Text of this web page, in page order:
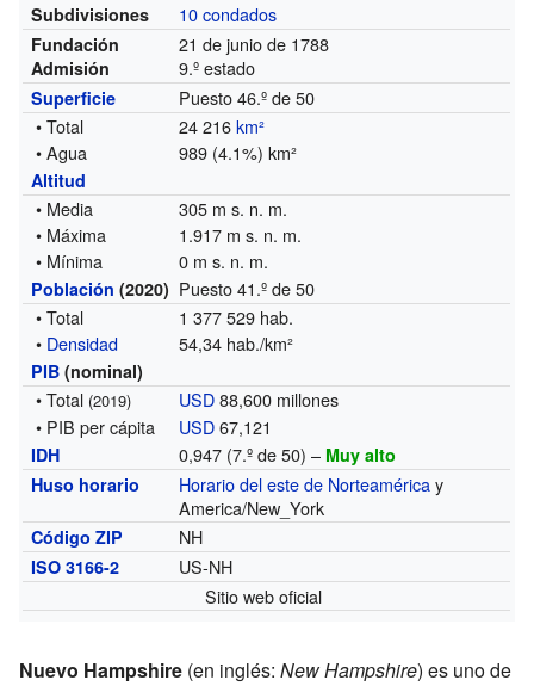
Subdivisiones 10 condados
Fundación
Admisión
21 de junio de 1788
9.º estado
Superficie
Puesto 46.º de 50
• Total
24 216km²
• Agua
989 (4.1%) km²
Altitud
• Media
305 m s. n. m.
• Máxima
1.917 m s. n. m.
• Mínima
0 m s. n. m.
Población (2020) Puesto 41.º de 50
• Total
1 377 529 hab.
• Densidad 54,34 hab./km²
PIB (nominal)
• Total (2019) USD88,600 millones
• PIB per cápita
USD67,121
IDH 0,947 (7.º de 50) – Muy alto
Huso horario
Horario del este de Norteaméricay
America/New_York
Código ZIP NH
ISO 3166-2
US-NH
Sitio web oficial
Nuevo Hampshire (en inglés: New Hampshire) es uno de